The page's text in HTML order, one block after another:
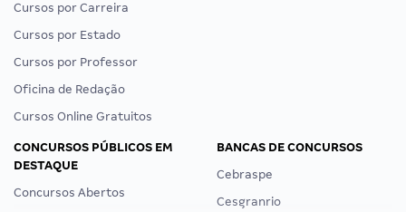
Cursos por Carreira
Cursos por Estado
Cursos por Professor
Oficina de Redação
Cursos Online Gratuitos
CONCURSOS PÚBLICOS EM
DESTAQUE
Concursos Abertos
BANCAS DE CONCURSOS
Cebraspe
Cesgranrio